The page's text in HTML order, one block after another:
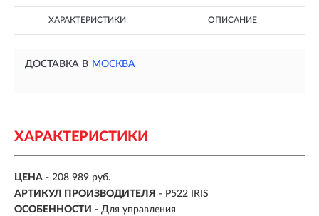
ХАРАКТЕРИСТИКИ ОПИСАНИЕ
ДОСТАВКА В МОСКВА
ХАРАКТЕРИСТИКИ
ЦЕНА - 208 989 руб.
АРТИКУЛ ПРОИЗВОДИТЕЛЯ - P522 IRIS
ОСОБЕННОСТИ - Для управления